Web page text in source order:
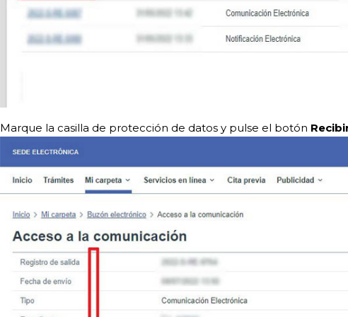
Marque la casilla de protección de datos y pulse el botón